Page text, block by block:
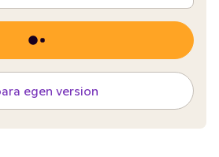
egen version